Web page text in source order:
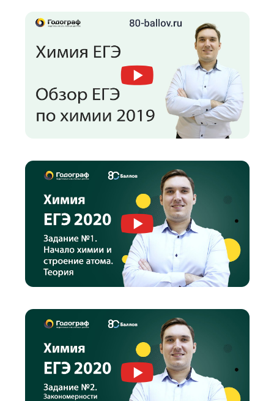
по уровню знаний, но во время обучения он может
более сильную группу.
Посмотрите, как мы объясняем материал.
Вы бесплатно получите видеокурс от
эксперта по ОГЭ по химии